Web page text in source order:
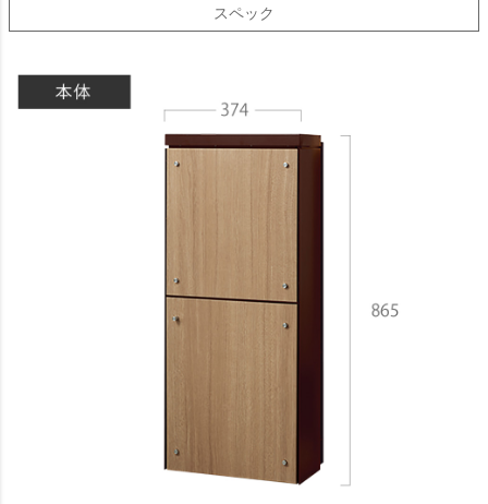
スペック